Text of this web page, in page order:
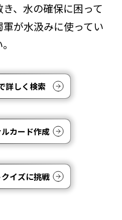
、水の確保に困って
が水汲みに使ってい
詳しく検索
カード作成
イズに挑戦